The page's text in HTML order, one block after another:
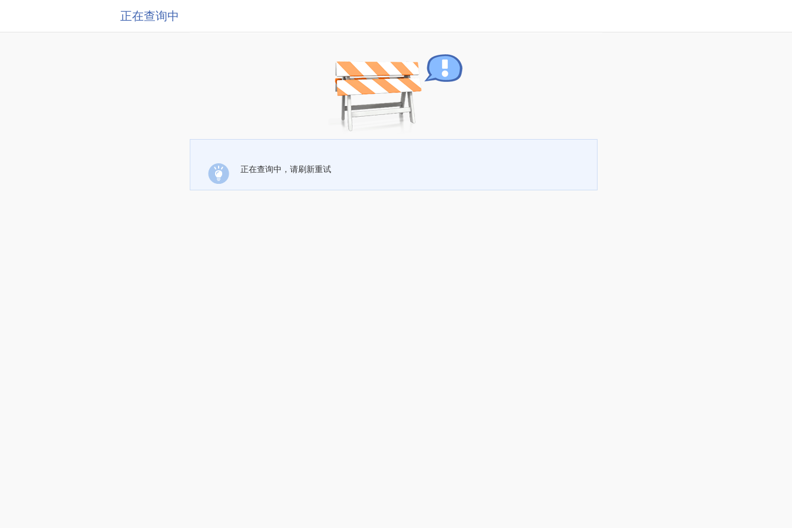
正在查询中
正在查询中，请刷新重试